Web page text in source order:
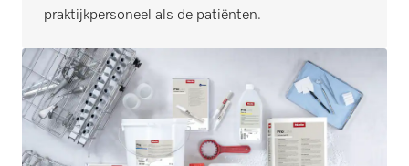
praktijkpersoneel als de patiënten.